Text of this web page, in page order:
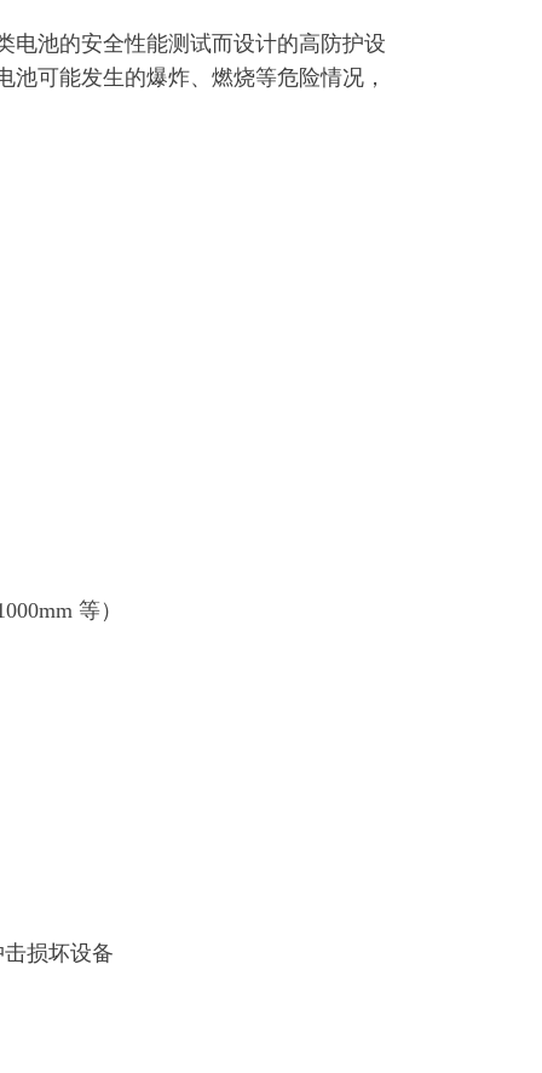
电池的安全性能测试而设计的高防护设
可能发生的爆炸、燃烧等危险情况，
等）
损坏设备